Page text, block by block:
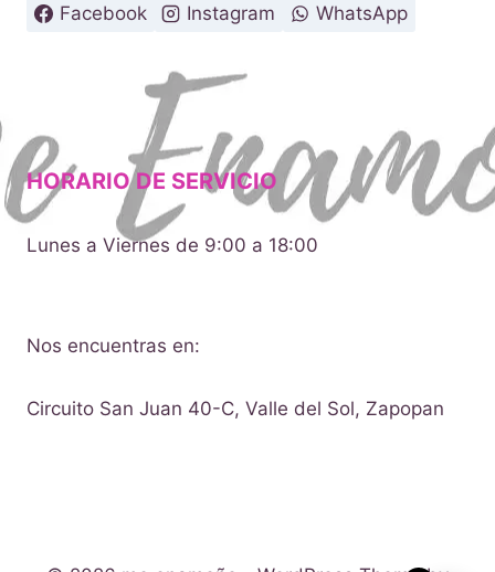
Facebook Instagram WhatsApp
HORARIO DE SERVICIO
Lunes a Viernes de 9:00 a 18:00
Nos encuentras en:
Circuito San Juan 40-C, Valle del Sol, Zapopan